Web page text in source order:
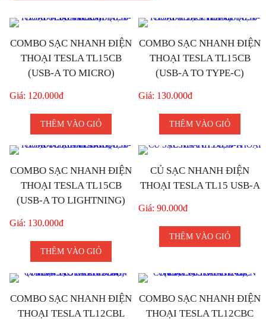
COMBO SẠC NHANH ĐIỆN
THOẠI TESLA TL15CB
(USB-A TO MICRO)
Giá: 120.000đ
THÊM VÀO GIỎ
COMBO SẠC NHANH ĐIỆN
THOẠI TESLA TL15CB
(USB-A TO TYPE-C)
Giá: 130.000đ
THÊM VÀO GIỎ
COMBO SẠC NHANH ĐIỆN
THOẠI TESLA TL15CB
(USB-A TO LIGHTNING)
Giá: 130.000đ
THÊM VÀO GIỎ
CỦ SẠC NHANH ĐIỆN
THOẠI TESLA TL15 USB-A
Giá: 90.000đ
THÊM VÀO GIỎ
COMBO SẠC NHANH ĐIỆN
THOẠI TESLA TL12CBL
COMBO SẠC NHANH ĐIỆN
THOẠI TESLA TL12CBC